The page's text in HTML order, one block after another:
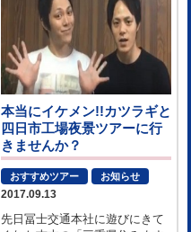
本当にイケメン!!カツラギと
四日市工場夜景ツアーに行
きませんか？
おすすめツアー お知らせ
2017.09.13
先日冨士交通本社に遊びにきて